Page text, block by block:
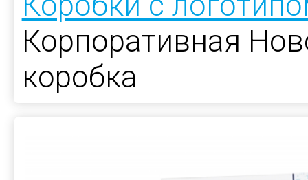
Корпоративная
коробка